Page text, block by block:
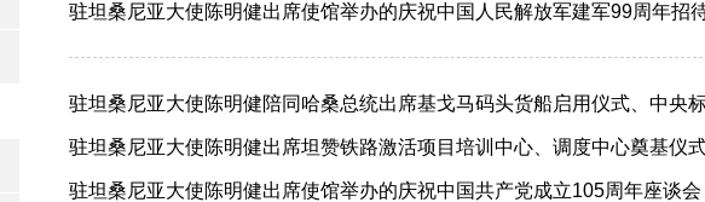
驻坦桑尼亚大使陈明健出席使馆举办的庆祝中国人民解放军建军99周年招
驻坦桑尼亚大使陈明健陪同哈桑总统出席基戈马码头货船启用仪式、中央
驻坦桑尼亚大使陈明健出席坦赞铁路激活项目培训中心、调度中心奠基仪
驻坦桑尼亚大使陈明健出席使馆举办的庆祝中国共产党成立105周年座谈会